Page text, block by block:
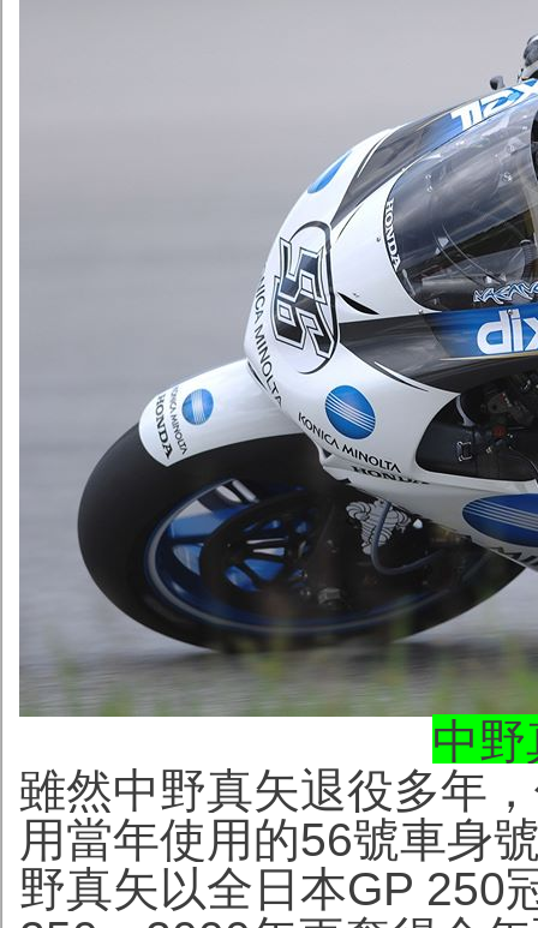
中
雖然中野真矢退役多年
用當年使用的56號車身
野真矢以全日本GP 250